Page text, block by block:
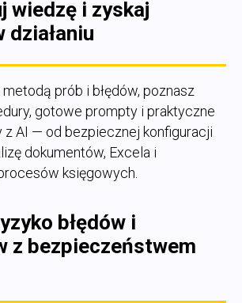
wiedzę i zyskaj
działaniu
prób i błędów, poznasz
gotowe prompty i praktyczne
AI — od bezpiecznej konfiguracji
dokumentów, Excela i
księgowych.
błędów i
z bezpieczeństwem